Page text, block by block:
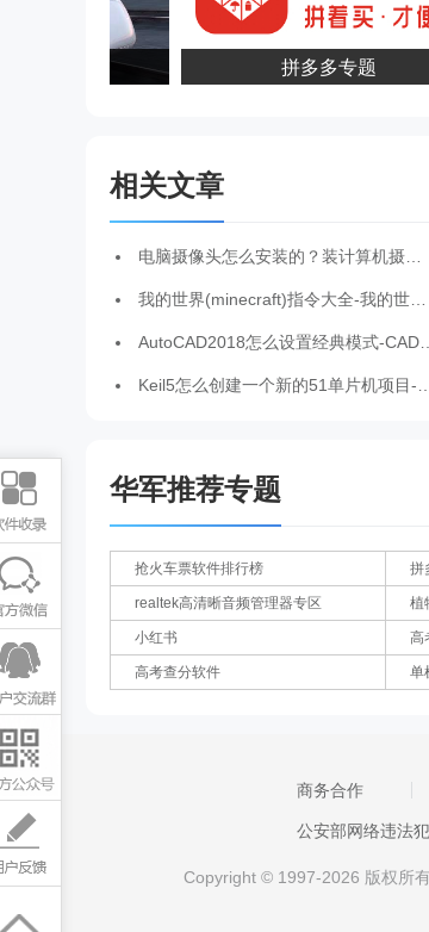
拼多多专题
相关文章
电脑摄像头怎么安装的？装计算机摄像头的方法
我的世界(minecraft)指令大全-我的世界必备指令
AutoCAD2018怎么设置经典模式-CAD2018设置经典模式的方法
Keil5怎么创建一个新的51单片机项目-Keil5创建一个新的51单片机项目的方法
华军推荐专题
抢火车票软件排行榜 拼
realtek高清晰音频管理器专区 植
小红书 高
高考查分软件 单
商务合作
公安部网络违法
Copyright © 1997-2026 版权所